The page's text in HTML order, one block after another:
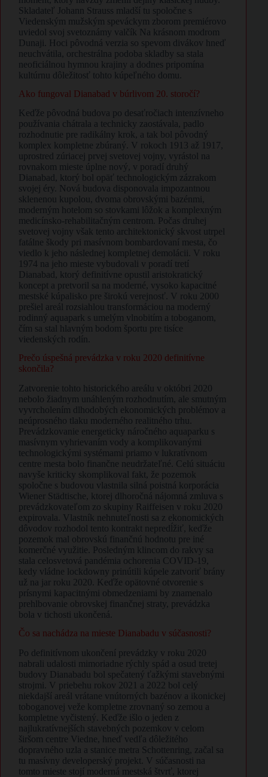
Skladateľ Johann Strauss mladší tu spoločne s
Viedenským mužským speváckym zborom premiérovo
uviedol svoj svetoznámy valčík Na krásnom modrom
Dunaji. Hoci pôvodná verzia so spevom divákov hneď
neuchvátila, orchestrálna podoba skladby sa stala
neoficiálnou hymnou krajiny a dodnes pripomína
kultúrnu dôležitosť tohto kúpeľného domu.
​Ako fungoval Dianabad v búrlivom 20. storočí?
​Keďže pôvodná budova po desaťročiach intenzívneho
používania chátrala a technicky zaostávala, padlo
rozhodnutie pre radikálny krok, a tak bol pôvodný
komplex kompletne zbúraný. V rokoch 1913 až 1917,
uprostred zúriacej prvej svetovej vojny, vyrástol na
rovnakom mieste úplne nový, v poradí druhý
Dianabad, ktorý bol opäť technologickým zázrakom
svojej éry. Nová budova disponovala impozantnou
sklenenou kupolou, dvoma obrovskými bazénmi,
moderným hotelom so stovkami lôžok a komplexným
medicínsko-rehabilitačným centrom. Počas druhej
svetovej vojny však tento architektonický skvost utrpel
fatálne škody pri masívnom bombardovaní mesta, čo
viedlo k jeho následnej kompletnej demolácii. V roku
1974 na jeho mieste vybudovali v poradí tretí
Dianabad, ktorý definitívne opustil aristokratický
koncept a pretvoril sa na moderné, vysoko kapacitné
mestské kúpalisko pre širokú verejnosť. V roku 2000
prešiel areál rozsiahlou transformáciou na moderný
rodinný aquapark s umelým vlnobitím a toboganom,
čím sa stal hlavným bodom športu pre tisíce
viedenských rodín.
​Prečo úspešná prevádzka v roku 2020 definitívne
skončila?
​Zatvorenie tohto historického areálu v októbri 2020
nebolo žiadnym unáhleným rozhodnutím, ale smutným
vyvrcholením dlhodobých ekonomických problémov a
neúprosného tlaku moderného realitného trhu.
Prevádzkovanie energeticky náročného aquaparku s
masívnym vyhrievaním vody a komplikovanými
technologickými systémami priamo v lukratívnom
centre mesta bolo finančne neudržateľné. Celú situáciu
navyše kriticky skomplikoval fakt, že pozemok
spoločne s budovou vlastnila silná poistná korporácia
Wiener Städtische, ktorej dlhoročná nájomná zmluva s
prevádzkovateľom zo skupiny Raiffeisen v roku 2020
expirovala. Vlastník nehnuteľnosti sa z ekonomických
dôvodov rozhodol tento kontrakt nepredĺžiť, keďže
pozemok mal obrovskú finančnú hodnotu pre iné
komerčné využitie. Posledným klincom do rakvy sa
stala celosvetová pandémia ochorenia COVID-19,
kedy vládne lockdowny prinútili kúpele zatvoriť brány
už na jar roku 2020. Keďže opätovné otvorenie s
prísnymi kapacitnými obmedzeniami by znamenalo
prehlbovanie obrovskej finančnej straty, prevádzka
bola v tichosti ukončená.
​Čo sa nachádza na mieste Dianabadu v súčasnosti?
​Po definitívnom ukončení prevádzky v roku 2020
nabrali udalosti mimoriadne rýchly spád a osud tretej
budovy Dianabadu bol spečatený ťažkými stavebnými
strojmi. V priebehu rokov 2021 a 2022 bol celý
niekdajší areál vrátane vnútorných bazénov a ikonickej
toboganovej veže kompletne zrovnaný so zemou a
kompletne vyčistený. Keďže išlo o jeden z
najlukratívnejších stavebných pozemkov v celom
širšom centre Viedne, hneď vedľa dôležitého
dopravného uzla a stanice metra Schottenring, začal sa
tu masívny developerský projekt. V súčasnosti na
tomto mieste stojí moderná mestská štvrť, ktorej